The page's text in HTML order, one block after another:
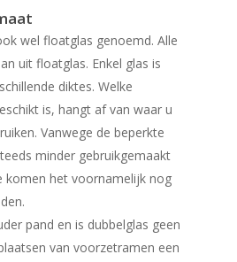
wel floatglas genoemd. Alle
uit floatglas. Enkel glas is
diktes. Welke
is, hangt af van waar u
Vanwege de beperkte
minder gebruikgemaakt
komen het voornamelijk nog
pand en is dubbelglas geen
van voorzetramen een